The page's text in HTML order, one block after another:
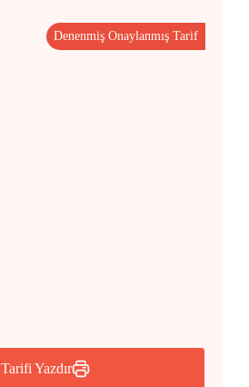
Tarifi Yazdır
Denenmiş Onaylanmış Tarif